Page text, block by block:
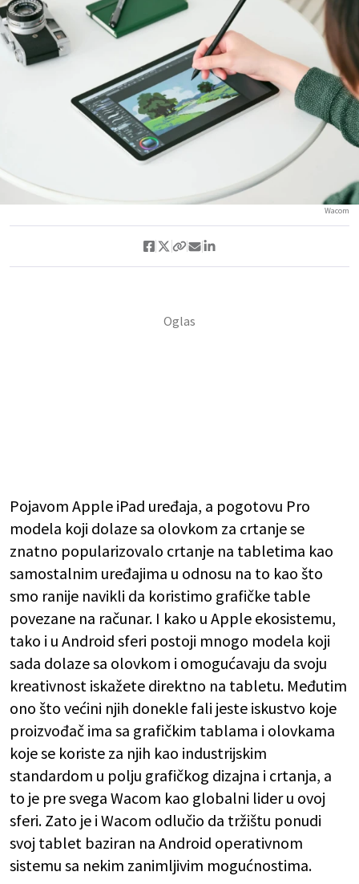
Wacom
Pojavom Apple iPad uređaja, a pogotovu Pro
modela koji dolaze sa olovkom za crtanje se
znatno popularizovalo crtanje na tabletima kao
samostalnim uređajima u odnosu na to kao što
smo ranije navikli da koristimo grafičke table
povezane na računar. I kako u Apple ekosistemu,
tako i u Android sferi postoji mnogo modela koji
sada dolaze sa olovkom i omogućavaju da svoju
kreativnost iskažete direktno na tabletu. Međutim
ono što većini njih donekle fali jeste iskustvo koje
proizvođač ima sa grafičkim tablama i olovkama
koje se koriste za njih kao industrijskim
standardom u polju grafičkog dizajna i crtanja, a
to je pre svega Wacom kao globalni lider u ovoj
sferi. Zato je i Wacom odlučio da tržištu ponudi
svoj tablet baziran na Android operativnom
sistemu sa nekim zanimljivim mogućnostima.